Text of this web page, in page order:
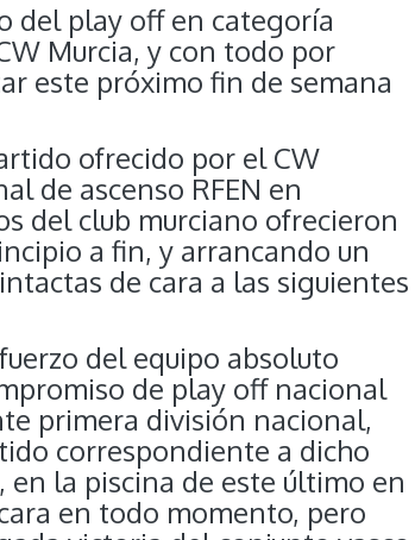
del play off en categoría
Murcia, y con todo por
este próximo fin de semana
ofrecido por el CW
de ascenso RFEN en
del club murciano ofrecieron
a fin, y arrancando un
de cara a las siguientes
del equipo absoluto
de play off nacional
primera división nacional,
correspondiente a dicho
la piscina de este último en
en todo momento, pero